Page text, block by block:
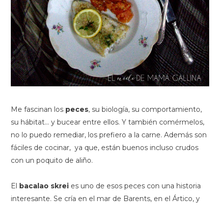
Me fascinan los peces, su biología, su comportamiento,
su hábitat... y bucear entre ellos. Y también comérmelos,
no lo puedo remediar, los prefiero a la carne. Además son
fáciles de cocinar, ya que, están buenos incluso crudos
con un poquito de aliño.
El bacalao skrei es uno de esos peces con una historia
interesante. Se cría en el mar de Barents, en el Ártico, y